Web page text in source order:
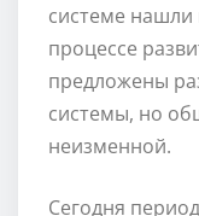
системе нашли
процессе
предложены
системы, но
неизменной.
Сегодня